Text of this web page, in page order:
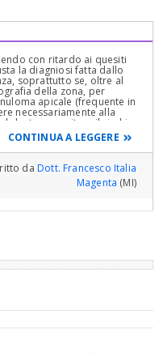
con ritardo ai quesiti
la diagniosi fatta dallo
soprattutto se, oltre al
della zona, per
apicale (frequente in
necessariamente alla
dente per evitare il rischio
Sucessivamente potrà
dente, nelle maniera più
la valutazione
Distinti saluti
CONTINUA A LEGGERE
daDott. Francesco Italia
Magenta (MI)